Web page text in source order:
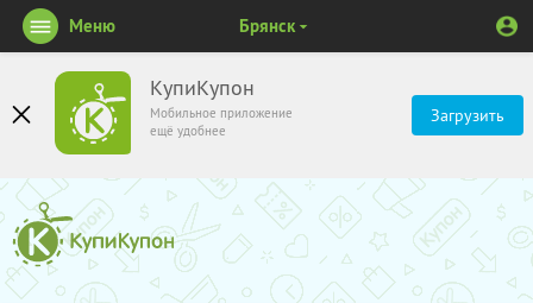
КупиКупон
Мобильное приложение
ещё удобнее
Загрузить
Меню Брянск